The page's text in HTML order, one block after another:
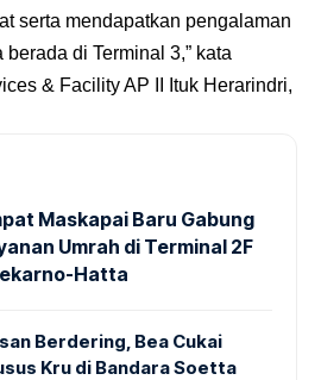
serta mendapatkan pengalaman
di Terminal 3,” kata
& Facility AP II Ituk Herarindri,
Maskapai Baru Gabung
Umrah di Terminal 2F
Hatta
Berdering, Bea Cukai
Kru di Bandara Soetta